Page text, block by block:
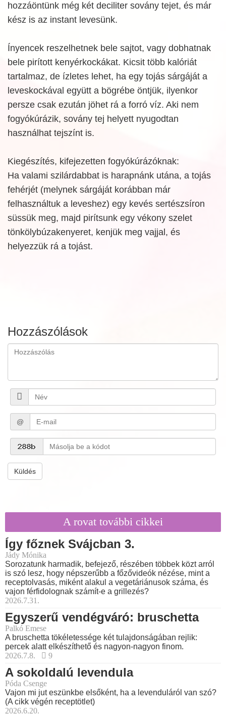
hozzáöntünk még két deciliter sovány tejet, és már
kész is az instant levesünk.
Ínyencek reszelhetnek bele sajtot, vagy dobhatnak
bele pirított kenyérkockákat. Kicsit több kalóriát
tartalmaz, de ízletes lehet, ha egy tojás sárgáját a
leveskockával együtt a bögrébe öntjük, ilyenkor
persze csak ezután jöhet rá a forró víz. Aki nem
fogyókúrázik, sovány tej helyett nyugodtan
használhat tejszínt is.
Kiegészítés, kifejezetten fogyókúrázóknak:
Ha valami szilárdabbat is harapnánk utána, a tojás
fehérjét (melynek sárgáját korábban már
felhasználtuk a leveshez) egy kevés sertészsíron
süssük meg, majd pirítsunk egy vékony szelet
tönkölybúzakenyeret, kenjük meg vajjal, és
helyezzük rá a tojást.
Hozzászólások
@
Küldés
A rovat további cikkei
Így főznek Svájcban 3.
Jády Mónika
Sorozatunk harmadik, befejező, részében többek közt arról
is szó lesz, hogy népszerűbb a főzővideók nézése, mint a
receptolvasás, miként alakul a vegetáriánusok száma, és
vajon férfidolognak számít-e a grillezés?
2026.7.31.
Egyszerű vendégváró: bruschetta
Palkó Emese
A bruschetta tökéletessége két tulajdonságában rejlik:
percek alatt elkészíthető és nagyon-nagyon finom.
2026.7.8.
9
A sokoldalú levendula
Póda Csenge
Vajon mi jut eszünkbe elsőként, ha a levenduláról van szó?
(A cikk végén receptötlet)
2026.6.20.